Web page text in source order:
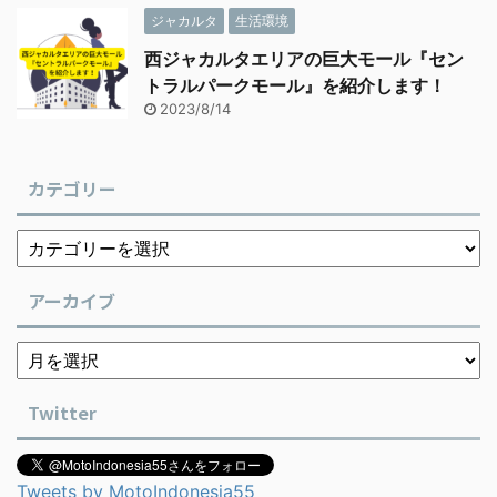
ジャカルタ 生活環境
西ジャカルタエリアの巨大モール『セン
トラルパークモール』を紹介します！
2023/8/14
カテゴリー
アーカイブ
Twitter
Tweets by MotoIndonesia55